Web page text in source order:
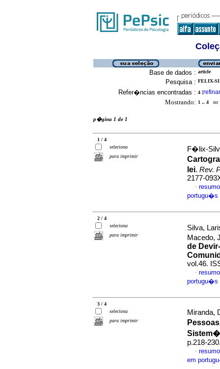
Base de dados : article
Pesquisa : FELIX-
Refer�ncias encontradas : 4 [refinar
Mostrando: 1 .. 4 no
p�gina 1 de 1
1 / 4
seleciona
para imprimir
F�lix-
lei. Rev.
2177-
·
portugu�s
2 / 4
seleciona
para imprimir
Silva,
Macedo,
de
vol.46.
·
portugu�s
3 / 4
seleciona
para imprimir
Miranda,
p.218-
·
em